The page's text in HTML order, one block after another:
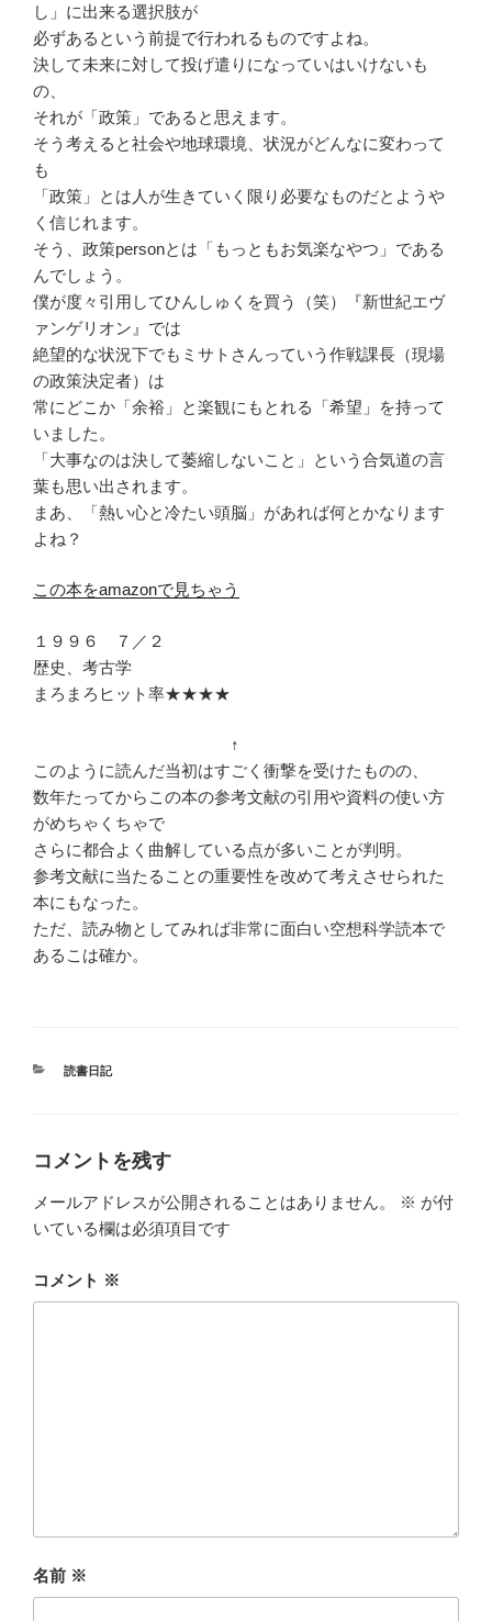
し」に出来る選択肢が
必ずあるという前提で行われるものですよね。
決して未来に対して投げ遣りになっていはいけないも
の、
それが「政策」であると思えます。
そう考えると社会や地球環境、状況がどんなに変わって
も
「政策」とは人が生きていく限り必要なものだとようや
く信じれます。
そう、政策personとは「もっともお気楽なやつ」である
んでしょう。
僕が度々引用してひんしゅくを買う（笑）『新世紀エヴ
ァンゲリオン』では
絶望的な状況下でもミサトさんっていう作戦課長（現場
の政策決定者）は
常にどこか「余裕」と楽観にもとれる「希望」を持って
いました。
「大事なのは決して萎縮しないこと」という合気道の言
葉も思い出されます。
まあ、「熱い心と冷たい頭脳」があれば何とかなります
よね？
この本をamazonで見ちゃう
１９９６ ７／２
歴史、考古学
まろまろヒット率★★★★
↑
このように読んだ当初はすごく衝撃を受けたものの、
数年たってからこの本の参考文献の引用や資料の使い方
がめちゃくちゃで
さらに都合よく曲解している点が多いことが判明。
参考文献に当たることの重要性を改めて考えさせられた
本にもなった。
ただ、読み物としてみれば非常に面白い空想科学読本で
あるこは確か。
カ
読書日記
コメントを残す
メールアドレスが公開されることはありません。 ※ が付
いている欄は必須項目です
コメント ※
名前 ※